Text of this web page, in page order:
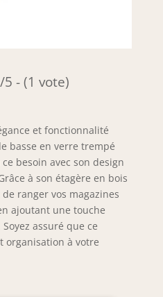
5 - (1 vote)
et fonctionnalité
basse en verre trempé
besoin avec son design
à son étagère en bois
ranger vos magazines
ajoutant une touche
assuré que ce
organisation à votre